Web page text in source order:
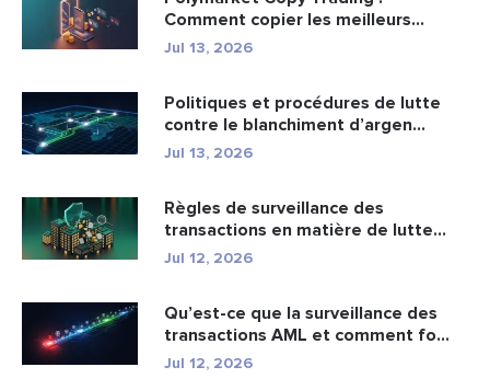
Comment copier les meilleurs
portefeuil...
Jul 13, 2026
Politiques et procédures de lutte
contre le blanchiment d’argen...
Jul 13, 2026
Règles de surveillance des
transactions en matière de lutte
cont...
Jul 12, 2026
Qu’est-ce que la surveillance des
transactions AML et comment fo...
Jul 12, 2026